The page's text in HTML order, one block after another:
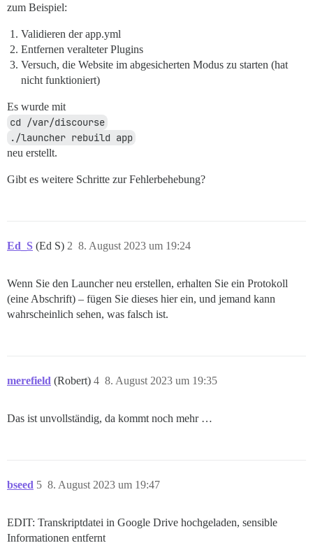
zum Beispiel:
Validieren der app.yml
Entfernen veralteter Plugins
Versuch, die Website im abgesicherten Modus zu starten (hat
nicht funktioniert)
Es wurde mit
cd /var/discourse
./launcher rebuild app
neu erstellt.
Gibt es weitere Schritte zur Fehlerbehebung?
Ed_S (Ed S) 8. August 2023 um 19:24
2
Wenn Sie den Launcher neu erstellen, erhalten Sie ein Protokoll
(eine Abschrift) – fügen Sie dieses hier ein, und jemand kann
wahrscheinlich sehen, was falsch ist.
merefield (Robert) 8. August 2023 um 19:35
4
Das ist unvollständig, da kommt noch mehr …
bseed 8. August 2023 um 19:47
5
EDIT: Transkriptdatei in Google Drive hochgeladen, sensible
Informationen entfernt